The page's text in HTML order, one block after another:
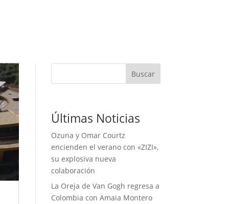
Buscar
Últimas Noticias
Ozuna y Omar Courtz
encienden el verano con «ZIZI»,
su explosiva nueva
colaboración
La Oreja de Van Gogh regresa a
Colombia con Amaia Montero